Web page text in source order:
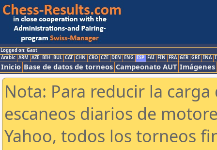
Logged on: Gast
Arabic ARM AZE BIH BUL CAT CHN CRO CZE DEN ENG ESP FAI FIN FRA GER GRE INA
Inicio Base de datos de torneos Campeonato AUT Imágenes
Nota: Para reducir la
escaneos diarios de
Yahoo, todos los torneos